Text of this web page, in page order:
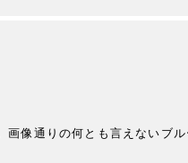
像通りの何とも言えないブ